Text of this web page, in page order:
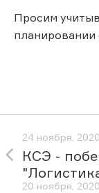
Просим
планировании
24 ноября, 2020
КСЭ -
20 ноября, 2020